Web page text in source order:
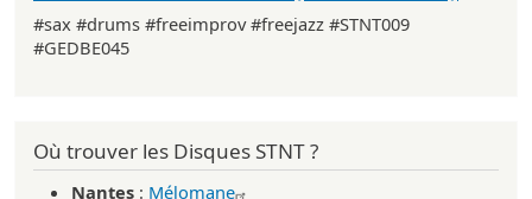
#sax #drums #freeimprov #freejazz #STNT009
#GEDBE045
Où trouver les Disques STNT ?
Nantes : Mélomane